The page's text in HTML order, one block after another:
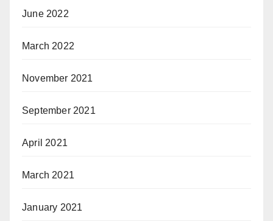
June 2022
March 2022
November 2021
September 2021
April 2021
March 2021
January 2021